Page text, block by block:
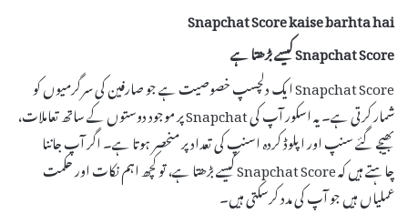
Snapchat Score kaise barhta hai
Snapchat Score کیسے بڑھتا ہے
Snapchat Score ایک دلچسپ خصوصیت ہے جو صارفین کی سرگرمیوں کو
شمار کرتی ہے۔ یہ اسکور آپ کی Snapchat پر موجود دوستوں کے ساتھ تعاملات،
بھیجے گئے سنپ اور اپلوڈ کردہ اسنپ کی تعداد پر منحصر ہوتا ہے۔ اگر آپ جاننا
چاہتے ہیں کہ Snapchat Score کیسے بڑھتا ہے، تو کچھ اہم نکات اور حکمت
عملیاں ہیں جو آپ کی مدد کرسکتی ہیں۔